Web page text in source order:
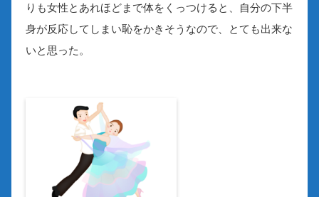
りも女性とあれほどまで体をくっつけると、自分の下半
身が反応してしまい恥をかきそうなので、とても出来な
いと思った。